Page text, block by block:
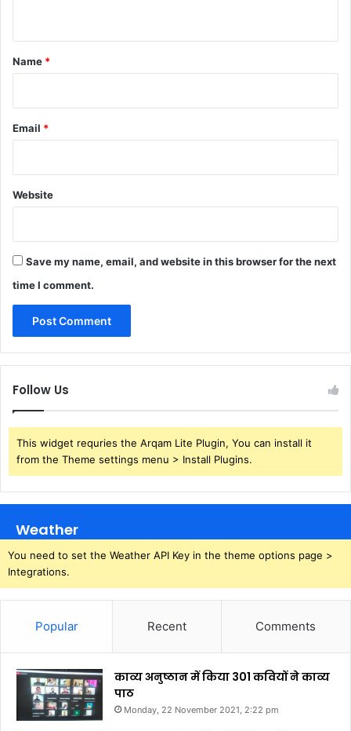
*
Name *
Email *
Website
Save my name, email, and website in this browser for the next
time I comment.
Follow Us
This widget requries the Arqam Lite Plugin, You can install it
from the Theme settings menu > Install Plugins.
Weather
You need to set the Weather API Key in the theme options page >
Integrations.
Popular Recent Comments
काव्य अनुष्ठान में किया 301 कवियों ने काव्य
पाठ
Monday, 22 November 2021, 2:22 pm